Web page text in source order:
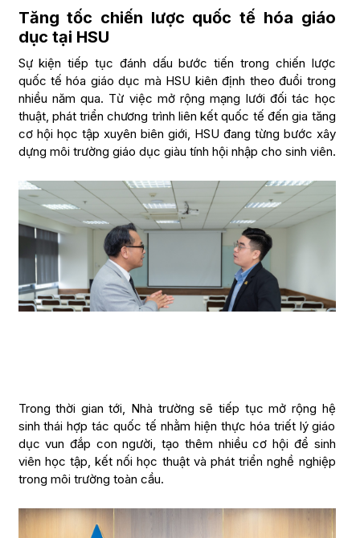
Tăng tốc chiến lược quốc tế hóa giáo
dục tại HSU
Sự kiện tiếp tục đánh dấu bước tiến trong chiến lược
quốc tế hóa giáo dục mà HSU kiên định theo đuổi trong
nhiều năm qua. Từ việc mở rộng mạng lưới đối tác học
thuật, phát triển chương trình liên kết quốc tế đến gia tăng
cơ hội học tập xuyên biên giới, HSU đang từng bước xây
dựng môi trường giáo dục giàu tính hội nhập cho sinh viên.
Trong thời gian tới, Nhà trường sẽ tiếp tục mở rộng hệ
sinh thái hợp tác quốc tế nhằm hiện thực hóa triết lý giáo
dục vun đắp con người, tạo thêm nhiều cơ hội để sinh
viên học tập, kết nối học thuật và phát triển nghề nghiệp
trong môi trường toàn cầu.